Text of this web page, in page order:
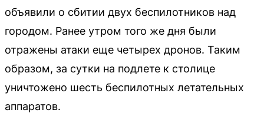
объявили о сбитии двух беспилотников над
городом. Ранее утром того же дня были
отражены атаки еще четырех дронов. Таким
образом, за сутки на подлете к столице
уничтожено шесть беспилотных летательных
аппаратов.